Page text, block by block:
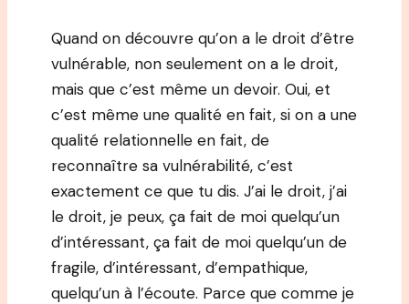
Quand on découvre qu’on a le droit d’être
vulnérable, non seulement on a le droit,
mais que c’est même un devoir. Oui, et
c’est même une qualité en fait, si on a une
qualité relationnelle en fait, de
reconnaître sa vulnérabilité, c’est
exactement ce que tu dis. J’ai le droit, j’ai
le droit, je peux, ça fait de moi quelqu’un
d’intéressant, ça fait de moi quelqu’un de
fragile, d’intéressant, d’empathique,
quelqu’un à l’écoute. Parce que comme je